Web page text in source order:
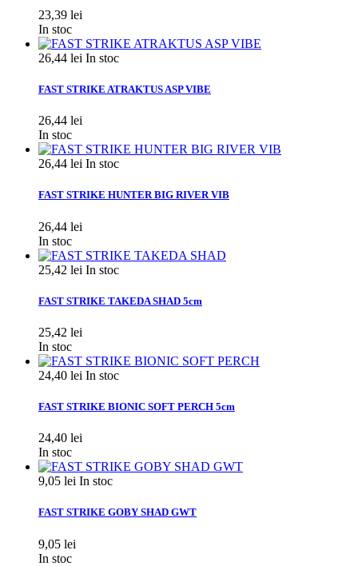
23,39 lei
In stoc
26,44 lei In stoc
FAST STRIKE ATRAKTUS ASP VIBE
26,44 lei
In stoc
26,44 lei In stoc
FAST STRIKE HUNTER BIG RIVER VIB
26,44 lei
In stoc
25,42 lei In stoc
FAST STRIKE TAKEDA SHAD 5cm
25,42 lei
In stoc
24,40 lei In stoc
FAST STRIKE BIONIC SOFT PERCH 5cm
24,40 lei
In stoc
9,05 lei In stoc
FAST STRIKE GOBY SHAD GWT
9,05 lei
In stoc